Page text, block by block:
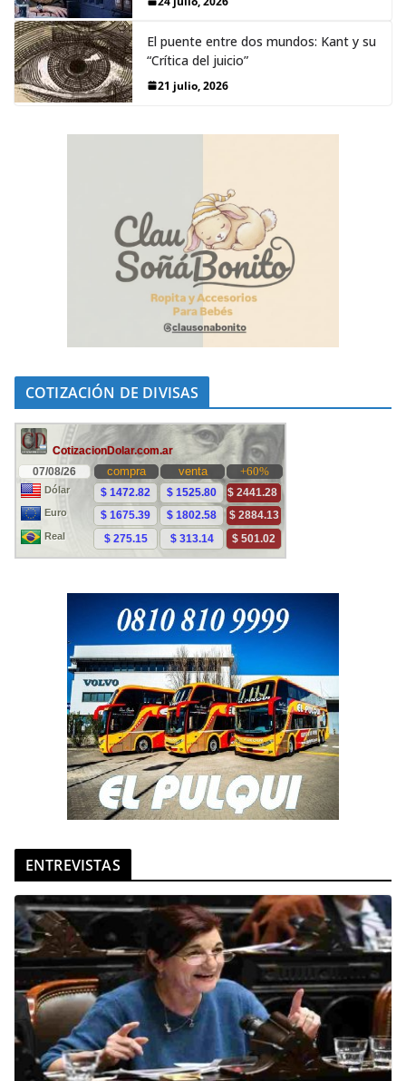
El puente entre dos mundos: Kant y su
“Crítica del juicio”
21 julio, 2026
COTIZACIÓN DE DIVISAS
ENTREVISTAS